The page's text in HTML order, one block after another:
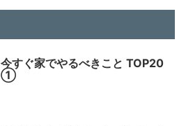
今すぐ家でやるべきこと TOP20
①